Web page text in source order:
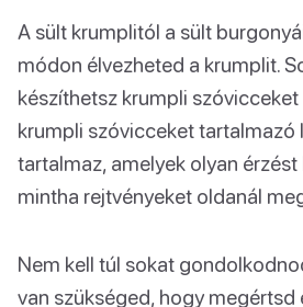
A sült krumplitól a sült
módon élvezheted a krumplit.
készíthetsz krumpli szóvicceket
krumpli szóvicceket tartalmazó
tartalmaz, amelyek olyan
mintha rejtvényeket oldanál
Nem kell túl sokat
van szükséged, hogy megértsd